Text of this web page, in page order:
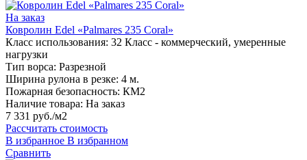
На заказ
Ковролин Edel «Palmares 235 Coral»
Класс использования: 32 Класс - коммерческий, умеренные
нагрузки
Тип ворса: Разрезной
Ширина рулона в резке: 4 м.
Пожарная безопасность: КМ2
Наличие товара: На заказ
7 331 руб./м2
Рассчитать стоимость
В избранное В избранном
Сравнить